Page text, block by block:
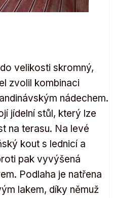
velikosti skromný,
zvolil kombinaci
nádechem.
jídelní stůl, který lze
na terasu. Na levé
kout s lednicí a
pak vyvýšená
Podlaha je natřena
lakem, díky němuž